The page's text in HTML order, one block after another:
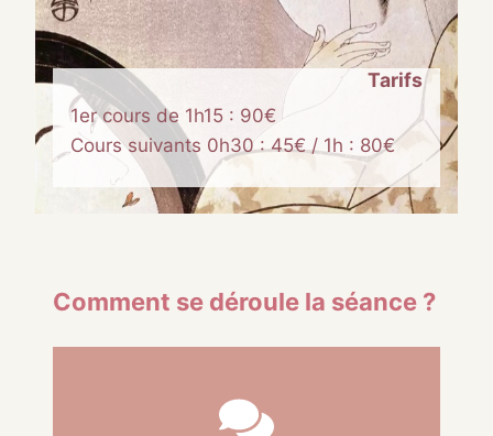
Tarifs
1er cours de 1h15 : 90€
Cours suivants 0h30 : 45€ / 1h : 80€
Comment se déroule la séance ?